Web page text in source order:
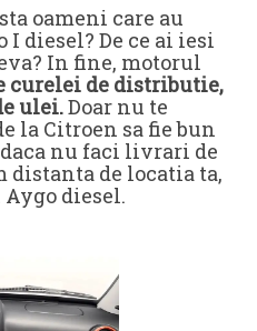
oameni care au
I diesel? De ce ai iesi
In fine, motorul
curelei de distributie,
ulei.Doar nu te
la Citroen sa fie bun
nu faci livrari de
distanta de locatia ta,
diesel.